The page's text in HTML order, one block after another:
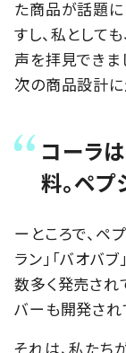
た商品が話題に
すし、私として
声を拝見できま
次の商品設計に
コーラ
料。ペ
ーところで、ペ
ラン」「バオバ
数多く発売され
バーも開発され
それは、私たち